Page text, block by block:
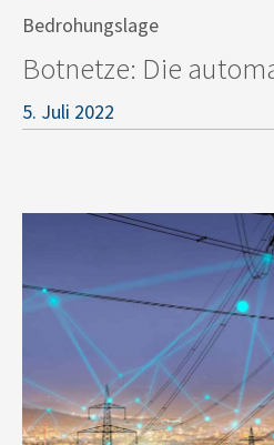
Bedrohungslage
Botnetze: Die
5. Juli 2022